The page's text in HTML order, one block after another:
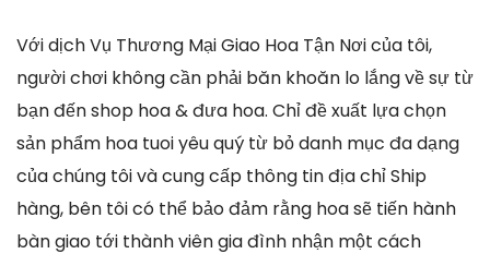
Với dịch Vụ Thương Mại Giao Hoa Tận Nơi của tôi,
người chơi không cần phải băn khoăn lo lắng về sự từ
bạn đến shop hoa & đưa hoa. Chỉ đề xuất lựa chọn
sản phẩm hoa tuoi yêu quý từ bỏ danh mục đa dạng
của chúng tôi và cung cấp thông tin địa chỉ Ship
hàng, bên tôi có thể bảo đảm rằng hoa sẽ tiến hành
bàn giao tới thành viên gia đình nhận một cách